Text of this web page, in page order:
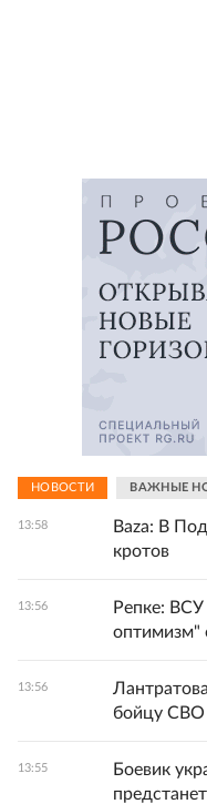
НОВОСТИ ВАЖНЫЕ
13:58
Baza: В
кротов
13:56
Репке:
оптимизм"
13:56
бойцу СВО
13:55
Боевик